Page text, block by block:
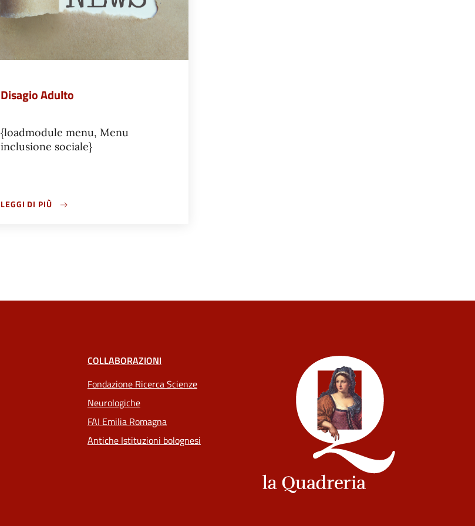
Disagio Adulto
{loadmodule menu, Menu
inclusione sociale}
LEGGI DI PIÙ
COLLABORAZIONI
Fondazione Ricerca Scienze
Neurologiche
FAI Emilia Romagna
Antiche Istituzioni bolognesi